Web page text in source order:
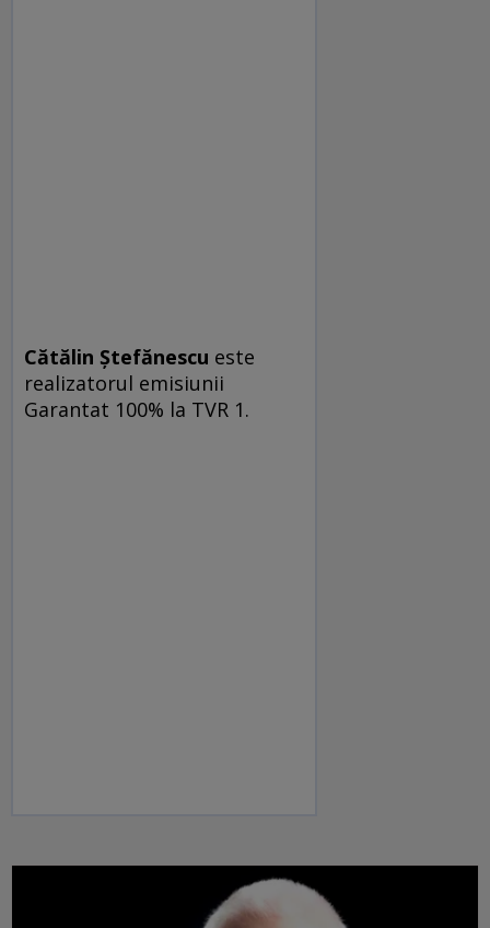
Cătălin Ștefănescu este
realizatorul e­mi­siu­nii
Garantat 100% la TVR 1.